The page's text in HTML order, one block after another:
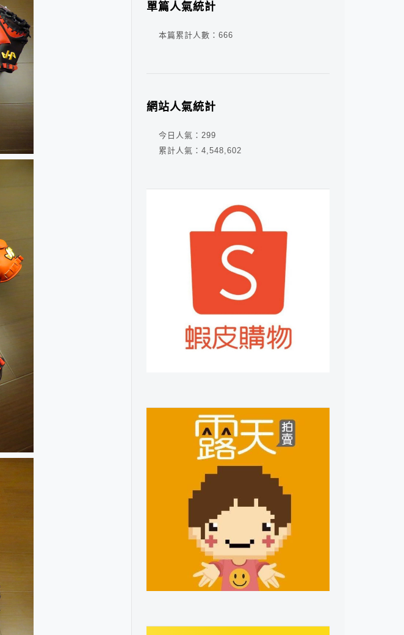
單篇人氣統計
本篇累計人數： 666
網站人氣統計
今日人氣： 299
累計人氣： 4,548,602